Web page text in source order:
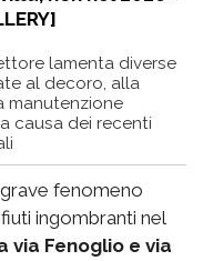
lamenta diverse
al decoro, alla
manutenzione
causa dei recenti
fenomeno
ingombranti nel
via Fenoglio e via